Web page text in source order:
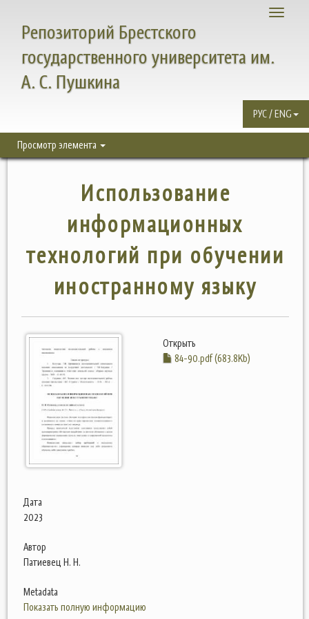
Toggle
Репозиторий Брестского
государственного университета им.
А. С. Пушкина
РУС / ENG
Просмотр элемента
Использование
информационных
технологий при обучении
иностранному языку
Открыть
84-90.pdf (683.8Kb)
Дата
2023
Автор
Патиевец Н. Н.
Metadata
Показать полную информацию